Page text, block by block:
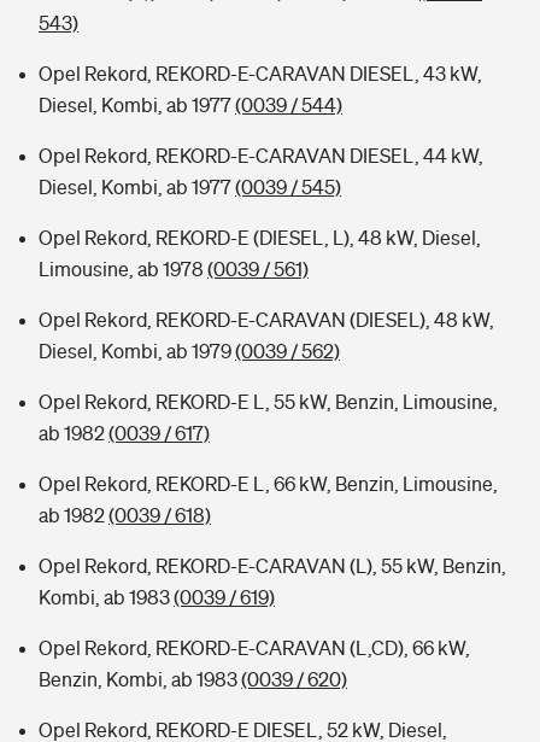
543)
Opel Rekord, REKORD-E-CARAVAN DIESEL, 43 kW,
Diesel, Kombi, ab 1977(0039 / 544)
Opel Rekord, REKORD-E-CARAVAN DIESEL, 44 kW,
Diesel, Kombi, ab 1977(0039 / 545)
Opel Rekord, REKORD-E (DIESEL, L), 48 kW, Diesel,
Limousine, ab 1978 (0039 / 561)
Opel Rekord, REKORD-E-CARAVAN (DIESEL), 48 kW,
Diesel, Kombi, ab 1979(0039 / 562)
Opel Rekord, REKORD-E L, 55 kW, Benzin, Limousine,
ab 1982(0039 / 617)
Opel Rekord, REKORD-E L, 66 kW, Benzin, Limousine,
ab 1982(0039 / 618)
Opel Rekord, REKORD-E-CARAVAN (L), 55 kW, Benzin,
Kombi, ab 1983(0039 / 619)
Opel Rekord, REKORD-E-CARAVAN (L,CD), 66 kW,
Benzin, Kombi, ab 1983(0039 / 620)
Opel Rekord, REKORD-E DIESEL, 52 kW, Diesel,